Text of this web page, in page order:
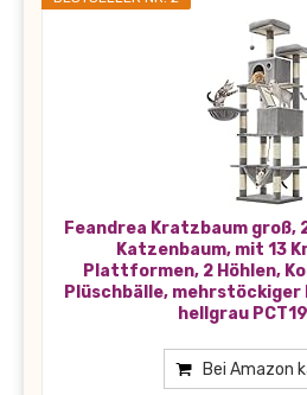
Feandrea Kratzbaum groß,
Katzenbaum, mit 13
Plattformen, 2 Höhlen,
Plüschbälle,
hellgrau
Bei Amazon